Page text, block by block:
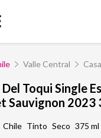
Valle Central
Del Toqui Single
Sauvignon 2023
Chile Tinto Seco 375 ml